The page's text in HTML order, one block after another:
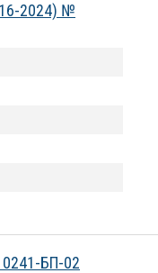
2024) №
БП-02